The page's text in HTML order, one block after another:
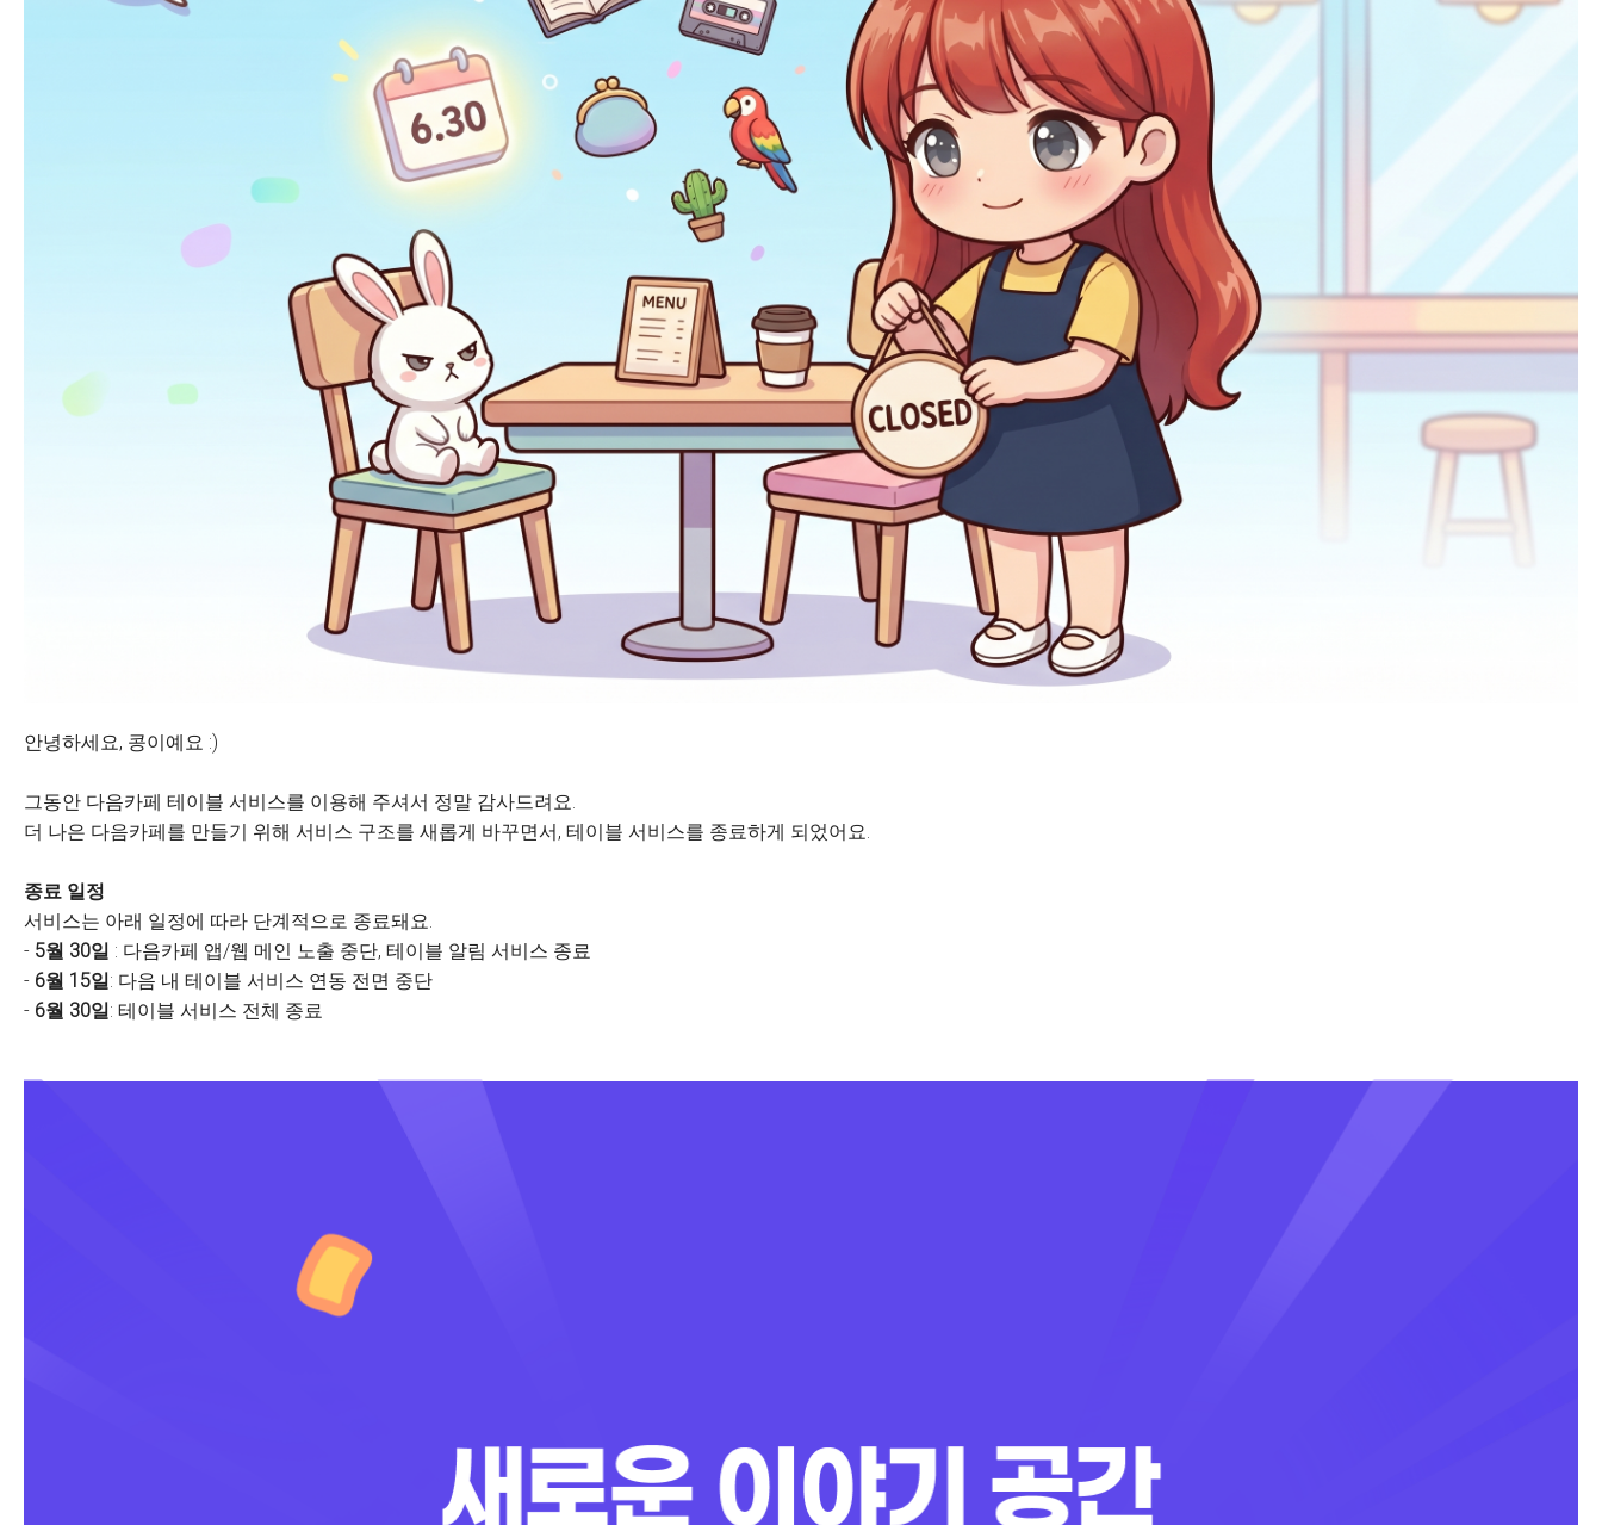
안녕하세요, 콩이예요 :)
그동안 다음카페 테이블 서비스를 이용해 주셔서 정말 감사드려요.
더 나은 다음카페를 만들기 위해 서비스 구조를 새롭게 바꾸면서, 테이블 서비스를 종료하게 되었어요.
종료 일정
서비스는 아래 일정에 따라 단계적으로 종료돼요.
- 5월 30일 : 다음카페 앱/웹 메인 노출 중단, 테이블 알림 서비스 종료
- 6월 15일: 다음 내 테이블 서비스 연동 전면 중단
- 6월 30일: 테이블 서비스 전체 종료